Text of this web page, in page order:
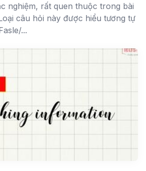
nghiệm, rất quen thuộc trong bài
câu hỏi này được hiểu tương tự
...